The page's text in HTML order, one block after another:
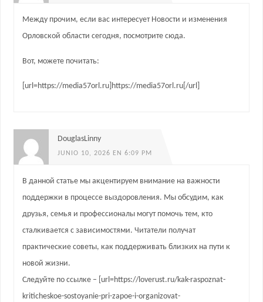
Между прочим, если вас интересует Новости и изменения
Орловской области сегодня, посмотрите сюда.
Вот, можете почитать:
[url=https://media57orl.ru]https://media57orl.ru[/url]
DouglasLinny
JUNIO 10, 2026 EN 6:09 PM
В данной статье мы акцентируем внимание на важности
поддержки в процессе выздоровления. Мы обсудим, как
друзья, семья и профессионалы могут помочь тем, кто
сталкивается с зависимостями. Читатели получат
практические советы, как поддерживать близких на пути к
новой жизни.
Следуйте по ссылке – [url=https://loverust.ru/kak-raspoznat-
kriticheskoe-sostoyanie-pri-zapoe-i-organizovat-